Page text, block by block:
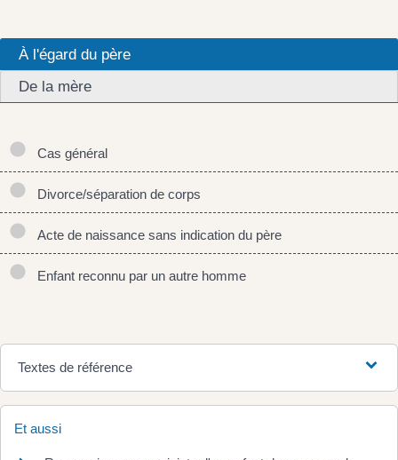
À l'égard du père
De la mère
Cas général
Divorce/séparation de corps
Acte de naissance sans indication du père
Enfant reconnu par un autre homme
Textes de référence
Et aussi